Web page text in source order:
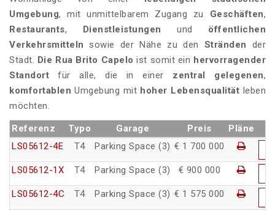
Umgebung, mit unmittelbarem Zugang zu Geschäften,
Restaurants, Dienstleistungen und öffentlichen
Verkehrsmitteln sowie der Nähe zu den Stränden der
Stadt. Die Rua Brito Capelo ist somit ein hervorragender
Standort für alle, die in einer zentral gelegenen,
komfortablenUmgebung mit hoher Lebensqualität leben
möchten.
Referenz Typo Garage Preis
Pläne
LS05612-4E
T4 Parking Space (3) € 1 700 000
LS05612-1X T4 Parking Space (3) € 900 000
LS05612-4C T4 Parking Space (3) € 1 575 000